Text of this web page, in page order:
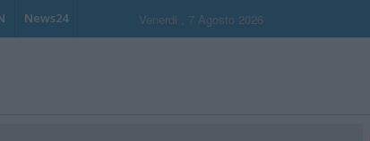
News24 Venerdi , 7 Agosto 2026